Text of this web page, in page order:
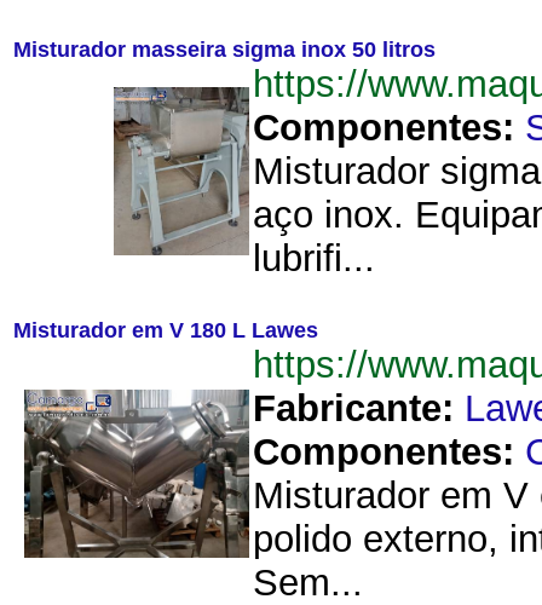
Misturador masseira sigma inox 50 litros
https://
Componentes:
Misturador
aço inox.
lubrifi...
Misturador em V 180 L Lawes
https://
Fabricante:
Componentes:
Misturador em
polido externo,
Sem...